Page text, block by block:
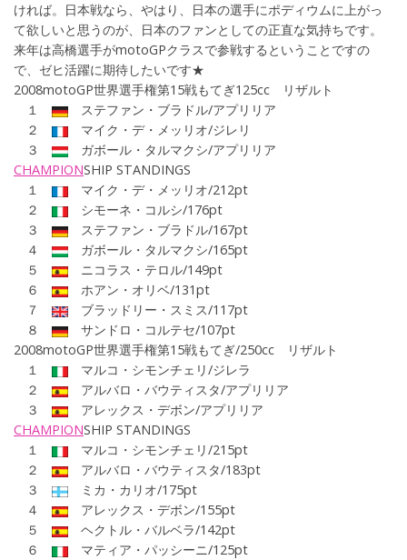
ければ。日本戦なら、やはり、日本の選手にポディウムに上がっ
て欲しいと思うのが、日本のファンとしての正直な気持ちです。
来年は高橋選手がmotoGPクラスで参戦するということですの
で、ゼヒ活躍に期待したいです★
2008motoGP世界選手権第15戦もてぎ125cc リザルト
１
ステファン・ブラドル/アプリリア
２
マイク・デ・メッリオ/ジレリ
３
ガボール・タルマクシ/アプリリア
CHAMPIONSHIP STANDINGS
１
マイク・デ・メッリオ/212pt
２
シモーネ・コルシ/176pt
３
ステファン・ブラドル/167pt
４
ガボール・タルマクシ/165pt
５
ニコラス・テロル/149pt
６
ホアン・オリベ/131pt
７
ブラッドリー・スミス/117pt
８
サンドロ・コルテセ/107pt
2008motoGP世界選手権第15戦もてぎ/250cc リザルト
１
マルコ・シモンチェリ/ジレラ
２
アルバロ・バウティスタ/アプリリア
３
アレックス・デボン/アプリリア
CHAMPIONSHIP STANDINGS
１
マルコ・シモンチェリ/215pt
２
アルバロ・バウティスタ/183pt
３
ミカ・カリオ/175pt
４
アレックス・デボン/155pt
５
ヘクトル・バルベラ/142pt
６
マティア・パッシーニ/125pt